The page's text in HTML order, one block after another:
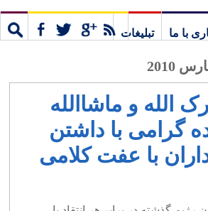
با ما
تبلیغات
2010
الله و ماشاالله
گرامی با داشتن
با عفت کلامی